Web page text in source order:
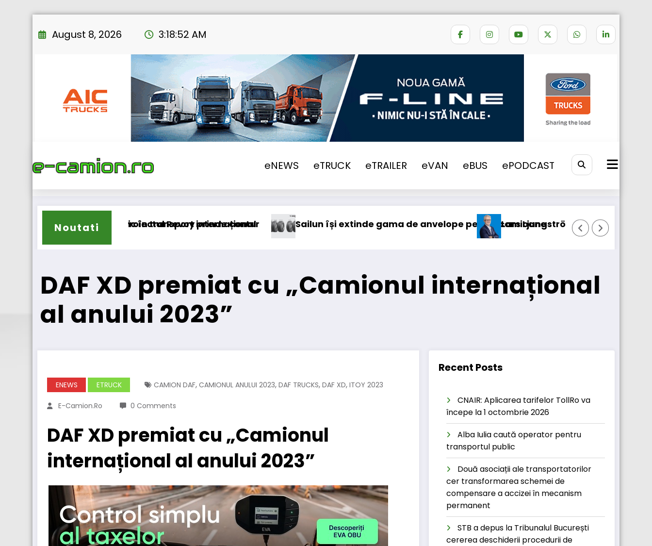
to
August 8, 2026 3:18:53 AM
eNEWS eTRUCK eTRAILER eVAN eBUS ePODCAST
DAF XD premiat cu „Camionul internațional al anului 2023”
Noutati
transport internațional
Revoy prinde contur Sailun își extinde gama de anvelope pentru camioaneLars Ljungström a fost numit director general (CFO) pentru
IVECO Strator se
DAF XD premiat cu „Camionul internațional
al anului 2023”
ENEWS ETRUCK CAMION DAF, CAMIONUL ANULUI 2023, DAF TRUCKS, DAF XD, ITOY 2023
E-Camion.ro 0 Comments
DAF XD premiat cu „Camionul
internațional al anului 2023”
Recent Posts
CNAIR: Aplicarea tarifelor TollRo va
începe la 1 octombrie 2026
Alba Iulia caută operator pentru
transportul public
Două asociații ale transportatorilor
cer transformarea schemei de
compensare a accizei în mecanism
permanent
STB a depus la Tribunalul București
cererea deschiderii procedurii de